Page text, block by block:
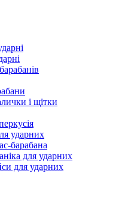
і щітки
ударних
барабана
для ударних
для ударних